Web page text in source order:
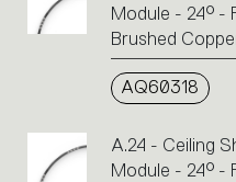
Module - 24° -
Brushed
AQ60318
A.24 - Ceiling
Module - 24° -